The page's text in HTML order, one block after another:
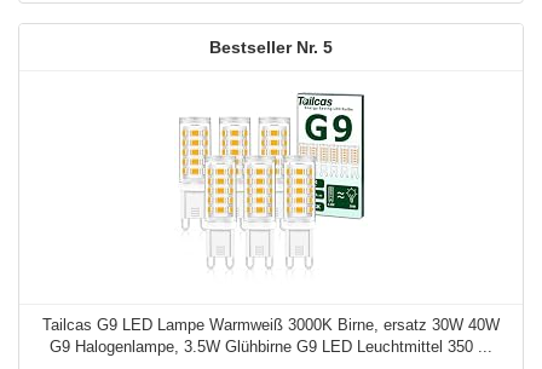
5
Tailcas G9 LED Lampe Warmweiß 3000K Birne, ersatz 30W 40W
G9 Halogenlampe, 3.5W Glühbirne G9 LED Leuchtmittel 350 ...